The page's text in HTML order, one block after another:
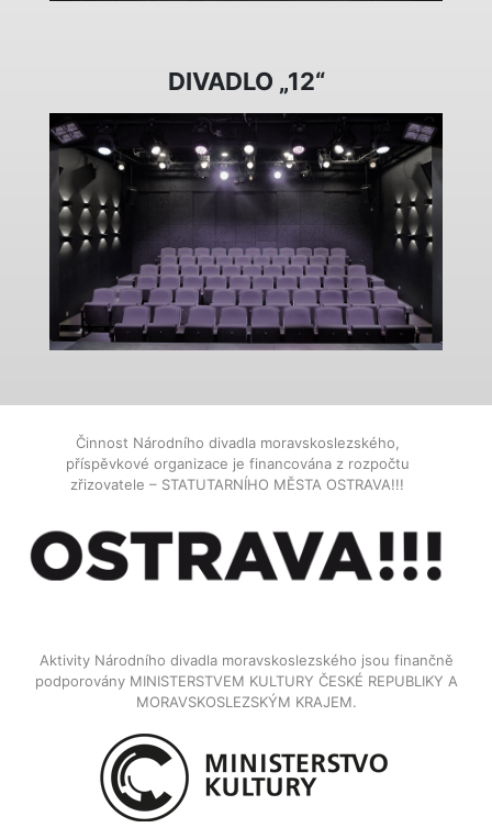
DIVADLO „12“
Činnost Národního divadla moravskoslezského,
příspěvkové organizace je financována z rozpočtu
zřizovatele – STATUTARNÍHO MĚSTA OSTRAVA!!!
Aktivity Národního divadla moravskoslezského jsou finančně
podporovány MINISTERSTVEM KULTURY ČESKÉ REPUBLIKY A
MORAVSKOSLEZSKÝM KRAJEM.